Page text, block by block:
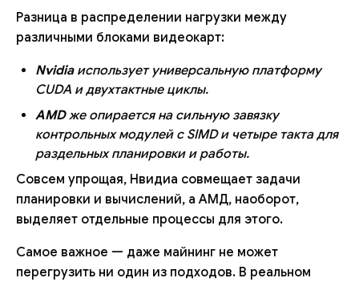
Разница в распределении нагрузки между
различными блоками видеокарт:
Nvidiaиспользует универсальную платформу
CUDA и двухтактные циклы.
AMDже опирается на сильную завязку
контрольных модулей с SIMD и четыре такта для
раздельных планировки и работы.
Совсем упрощая, Нвидиа совмещает задачи
планировки и вычислений, а АМД, наоборот,
выделяет отдельные процессы для этого.
Самое важное — даже майнинг не может
перегрузить ни один из подходов. В реальном